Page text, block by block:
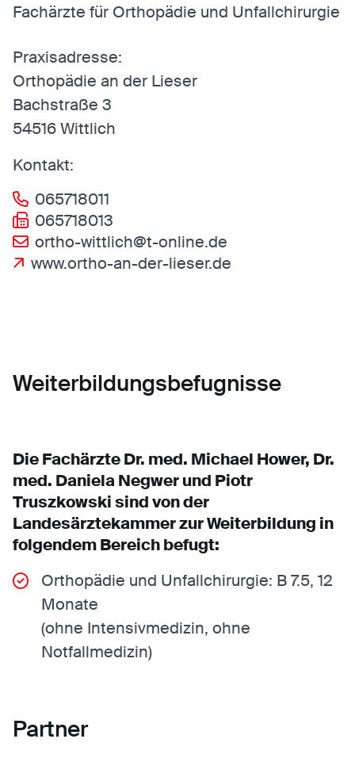
Fachärzte für Orthopädie und Unfallchirurgie
Praxisadresse:
Orthopädie an der Lieser
Bachstraße 3
54516 Wittlich
Kontakt:
065718011
065718013
ortho-wittlich@t-online.de
www.ortho-an-der-lieser.de
Weiterbildungsbefugnisse
Die Fachärzte Dr. med. Michael Hower, Dr.
med. Daniela Negwer und Piotr
Truszkowski sind von der
Landesärztekammer zur Weiterbildung in
folgendem Bereich befugt:
Orthopädie und Unfallchirurgie: B 7.5, 12
Monate
(ohne Intensivmedizin, ohne
Notfallmedizin)
Partner